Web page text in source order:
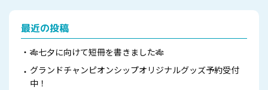
最近の投稿
🎋七夕に向けて短冊を書きました🎋
グランドチャンピオンシップオリジナルグッズ予約受付
中！